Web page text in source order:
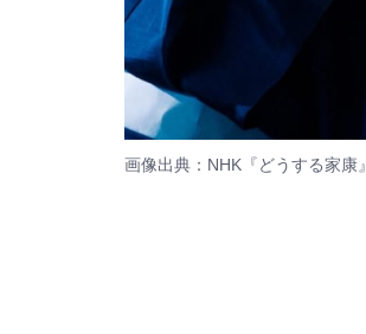
画像出典：NHK『どうする家康』